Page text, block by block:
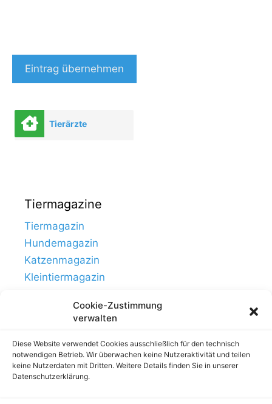
Cookie-Zustimmung
verwalten
Diese Website verwendet Cookies ausschließlich für den technisch
notwendigen Betrieb. Wir überwachen keine Nutzeraktivität und teilen
keine Nutzerdaten mit Dritten. Weitere Details finden Sie in unserer
Datenschutzerklärung.
Eintrag übernehmen
Tierärzte
Tiermagazine
Tiermagazin
Hundemagazin
Katzenmagazin
Kleintiermagazin